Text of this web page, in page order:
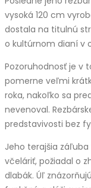
vysoká 120 cm
dostala na titulnú
o kultúrnom dianí v
Pozoruhodnosť je v
pomerne veľmi
roka, nakoľko sa
nevenoval.
predstavivosti bez
Jeho terajšia
včeláriť, požiadal o
dlabák. Úľ